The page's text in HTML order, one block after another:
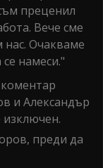
преценил
Вече сме
Очакваме
намеси."
и Александър
преди да